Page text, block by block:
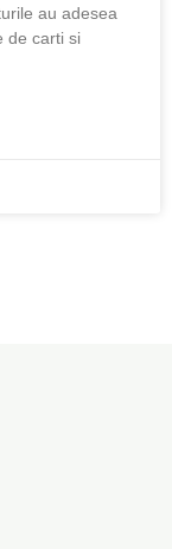
au adesea
de carti si